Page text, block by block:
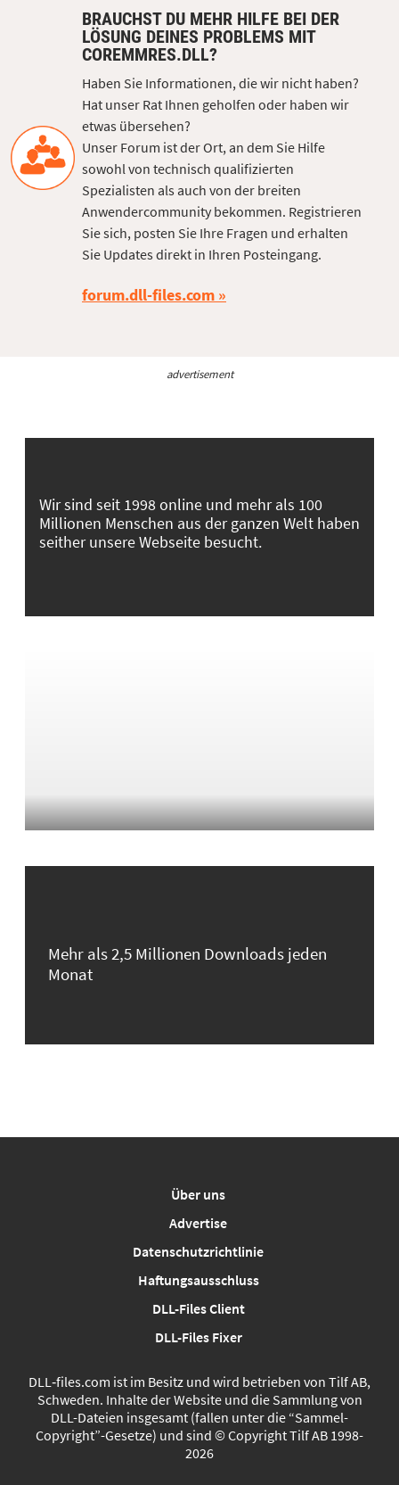
BRAUCHST DU MEHR HILFE BEI DER
LÖSUNG DEINES PROBLEMS MIT
COREMMRES.DLL?
Haben Sie Informationen, die wir nicht haben?
Hat unser Rat Ihnen geholfen oder haben wir
etwas übersehen?
Unser Forum ist der Ort, an dem Sie Hilfe
sowohl von technisch qualifizierten
Spezialisten als auch von der breiten
Anwendercommunity bekommen. Registrieren
Sie sich, posten Sie Ihre Fragen und erhalten
Sie Updates direkt in Ihren Posteingang.
forum.dll-files.com
advertisement
Wir sind seit 1998 online und mehr als 100
Millionen Menschen aus der ganzen Welt haben
seither unsere Webseite besucht.
Mehr als 2,5 Millionen Downloads jeden
Monat
Über uns
Advertise
Datenschutzrichtlinie
Haftungsausschluss
DLL-Files Client
DLL-Files Fixer
DLL‑files.com ist im Besitz und wird betrieben von Tilf AB,
Schweden. Inhalte der Website und die Sammlung von
DLL-Dateien insgesamt (fallen unter die “Sammel-
Copyright”-Gesetze) und sind © Copyright Tilf AB 1998-
2026